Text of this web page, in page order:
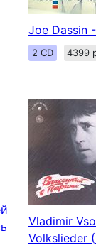
Joe Dassin
2 CD 4399
Vladimir
Volkslieder